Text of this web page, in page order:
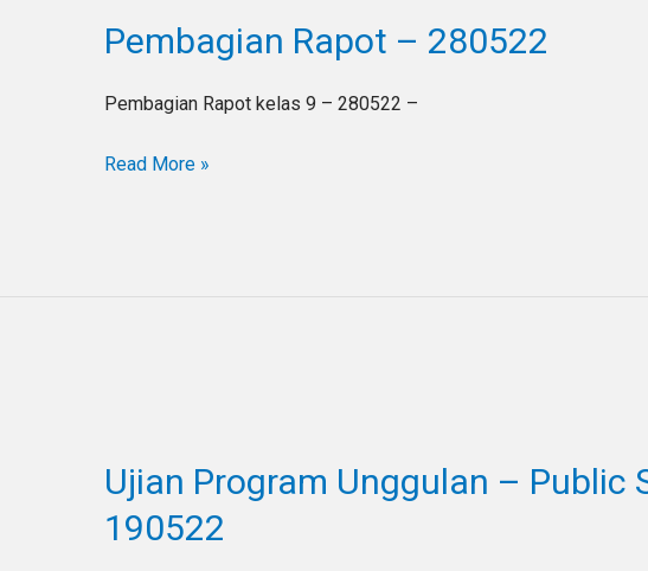
Pembagian Rapot – 280522
Pembagian Rapot kelas 9 – 280522 –
–
Read More »
Ujian Program Unggulan – Public
190522
Unggulan
Public